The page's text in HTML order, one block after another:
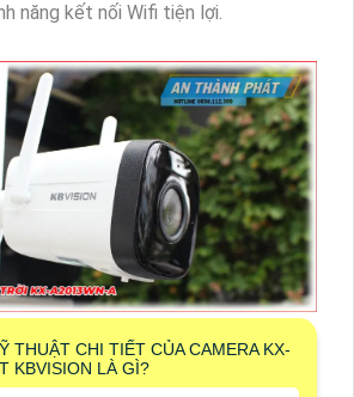
năng kết nối Wifi tiện lợi.
THUẬT CHI TIẾT CỦA CAMERA KX-
KBVISION LÀ GÌ?